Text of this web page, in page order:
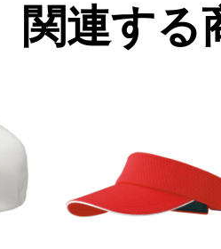
関連する